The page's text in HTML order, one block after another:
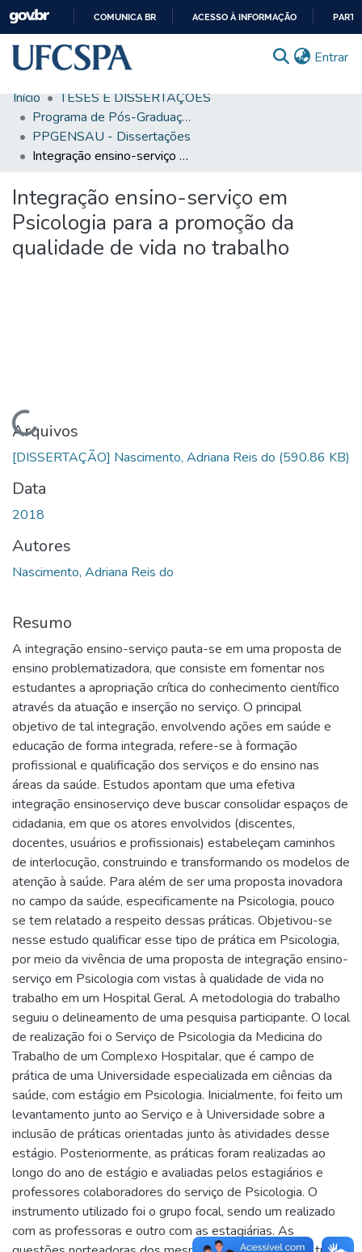
CONTEÚDO
COMUNICA BR ACESSO À INFORMAÇÃO
Entrar
Comunidades & Coleções
Busca Facetada
Autoarquivamento
Sobre o RI-UFCSPA
Início
TESES E DISSERTAÇÕES
Programa de Pós-Graduação em Ensino na Saúde
PPGENSAU - Dissertações
Integração ensino-serviço em Psicologia para a promoção da qualidade de vida no trabalho
Integração ensino-serviço em
Psicologia para a promoção da
qualidade de vida no trabalho
Carregando...
Arquivos
[DISSERTAÇÃO] Nascimento, Adriana Reis do (590.86 KB)
Data
2018
Autores
Nascimento, Adriana Reis do
Resumo
A integração ensino-serviço pauta-se em uma proposta de
ensino problematizadora, que consiste em fomentar nos
estudantes a apropriação crítica do conhecimento científico
através da atuação e inserção no serviço. O principal
objetivo de tal integração, envolvendo ações em saúde e
educação de forma integrada, refere-se à formação
profissional e qualificação dos serviços e do ensino nas
áreas da saúde. Estudos apontam que uma efetiva
integração ensinoserviço deve buscar consolidar espaços de
cidadania, em que os atores envolvidos (discentes,
docentes, usuários e profissionais) estabeleçam caminhos
de interlocução, construindo e transformando os modelos de
atenção à saúde. Para além de ser uma proposta inovadora
no campo da saúde, especificamente na Psicologia, pouco
se tem relatado a respeito dessas práticas. Objetivou-se
nesse estudo qualificar esse tipo de prática em Psicologia,
por meio da vivência de uma proposta de integração ensino-
serviço em Psicologia com vistas à qualidade de vida no
trabalho em um Hospital Geral. A metodologia do trabalho
seguiu o delineamento de uma pesquisa participante. O local
de realização foi o Serviço de Psicologia da Medicina do
Trabalho de um Complexo Hospitalar, que é campo de
prática de uma Universidade especializada em ciências da
saúde, com estágio em Psicologia. Inicialmente, foi feito um
levantamento junto ao Serviço e à Universidade sobre a
inclusão de práticas orientadas junto às atividades desse
estágio. Posteriormente, as práticas foram realizadas ao
longo do ano de estágio e avaliadas pelos estagiários e
professores colaboradores do serviço de Psicologia. O
instrumento utilizado foi o grupo focal, sendo um realizado
com as professoras e outro com as estagiárias. As